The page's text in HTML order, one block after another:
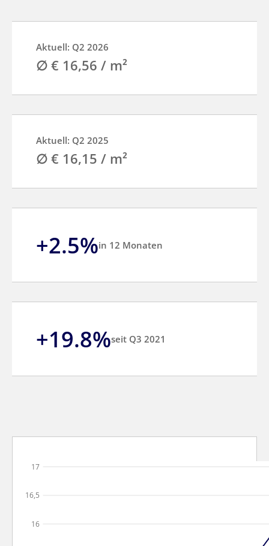
Aktuell: Q2 2026
∅ € 16,56 / m²
Aktuell: Q2 2025
∅ € 16,15 / m²
+2.5%in 12 Monaten
+19.8%seit Q3 2021
16
16,5
17